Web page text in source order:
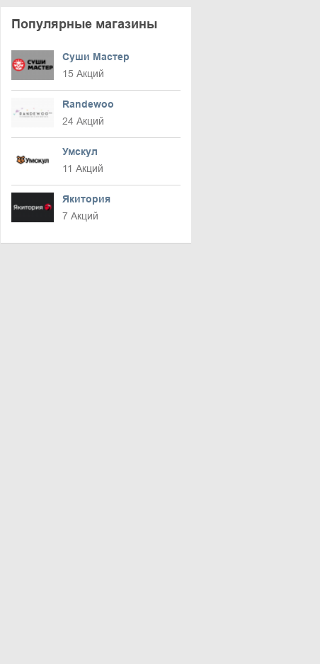
Популярные магазины
Суши Мастер
15 Акций
Randewoo
24 Акций
Умскул
11 Акций
Якитория
7 Акций